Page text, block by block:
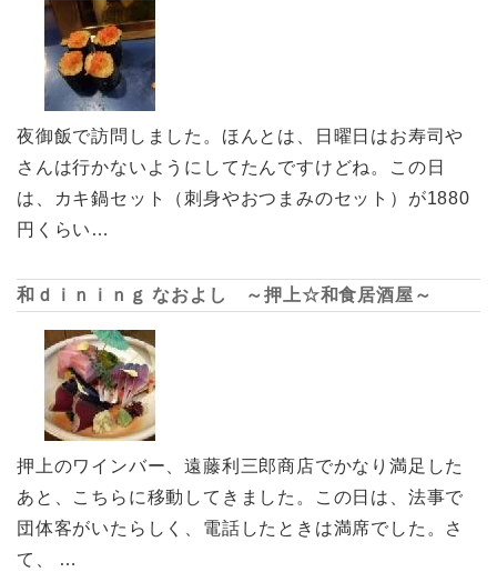
夜御飯で訪問しました。ほんとは、日曜日はお寿司や
さんは行かないようにしてたんですけどね。この日
は、カキ鍋セット（刺身やおつまみのセット）が1880
円くらい…
和ｄｉｎｉｎｇ なおよし ～押上☆和食居酒屋～
押上のワインバー、遠藤利三郎商店でかなり満足した
あと、こちらに移動してきました。この日は、法事で
団体客がいたらしく、電話したときは満席でした。さ
て、 …